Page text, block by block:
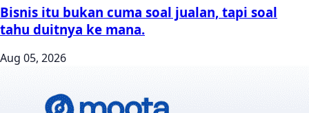
Bisnis itu bukan cuma soal jualan, tapi soal
tahu duitnya ke mana.
Aug 05, 2026